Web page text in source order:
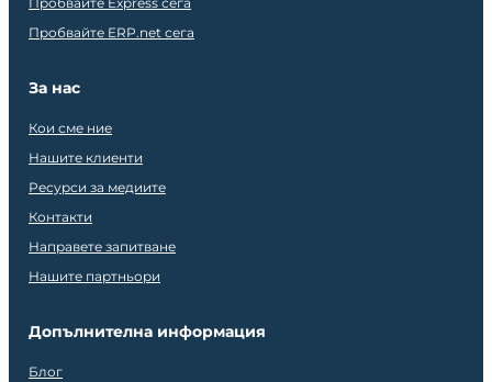
Пробвайте ERP.net сега
За нас
Кои сме ние
Нашите клиенти
Ресурси за медиите
Контакти
Направете запитване
Нашите партньори
Допълнителна информация
Блог